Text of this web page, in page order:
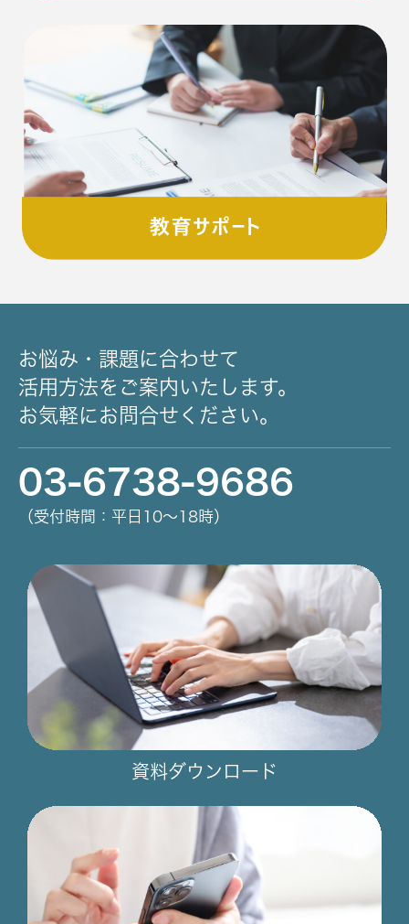
お悩み・課題に合わせて
活用方法をご案内いたします。
お気軽にお問合せください。
03-6738-9686
（受付時間：平日10～18時）
資料ダウンロード